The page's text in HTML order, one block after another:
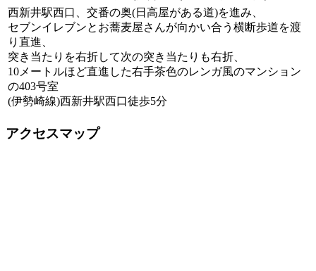
西新井駅西口、交番の奥(日高屋がある道)を進み、
セブンイレブンとお蕎麦屋さんが向かい合う横断歩道を渡
り直進、
突き当たりを右折して次の突き当たりも右折、
10メートルほど直進した右手茶色のレンガ風のマンション
の403号室
(伊勢崎線)西新井駅西口徒歩5分
アクセスマップ